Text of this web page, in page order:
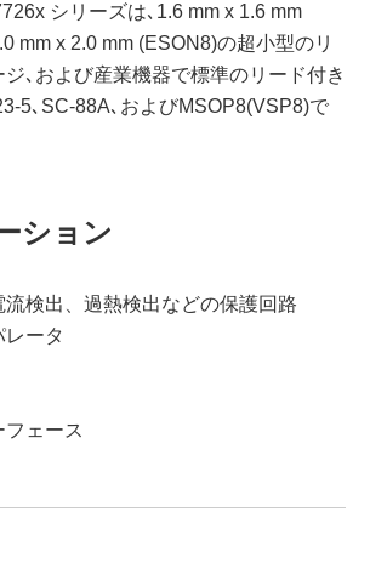
シリーズは､1.6 mm x 1.6 mm
mm x 2.0 mm (ESON8)の超小型のリ
､および産業機器で標準のリード付き
5､SC-88A､およびMSOP8(VSP8)で
ション
検出、過熱検出などの保護回路
レータ
フェース